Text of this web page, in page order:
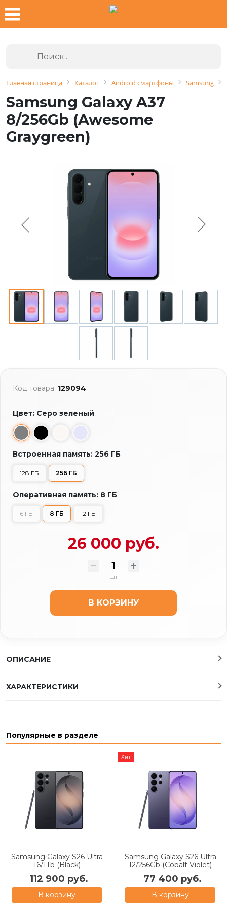
Главная страница Каталог Android смартфоны Samsung
Samsung Galaxy A37
8/256Gb (Awesome
Graygreen)
Код товара: 129094
Цвет: Серо зеленый
Встроенная память: 256 ГБ
128 ГБ 256 ГБ
Оперативная память: 8 ГБ
6 ГБ 8 ГБ 12 ГБ
26 000 руб.
шт
В КОРЗИНУ
ОПИСАНИЕ
ХАРАКТЕРИСТИКИ
Популярные в разделе
Samsung Galaxy S26 Ultra
16/1Tb (Black)
112 900 руб.
В корзину
Хит
Samsung Galaxy S26 Ultra
12/256Gb (Cobalt Violet)
77 400 руб.
В корзину